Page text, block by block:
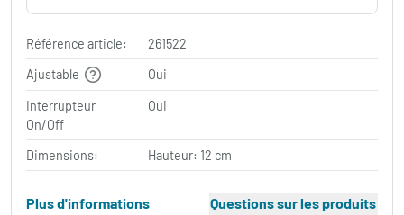
Référence article:
261522
Ajustable
Oui
Interrupteur
On/Off
Oui
Dimensions: Hauteur: 12 cm
Plus d'informations
Questions sur les produits